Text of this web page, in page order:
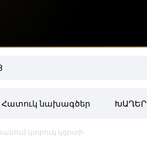
Հատուկ նախագծեր ԽԱՂԵՐ
կտրուկ կցրտի